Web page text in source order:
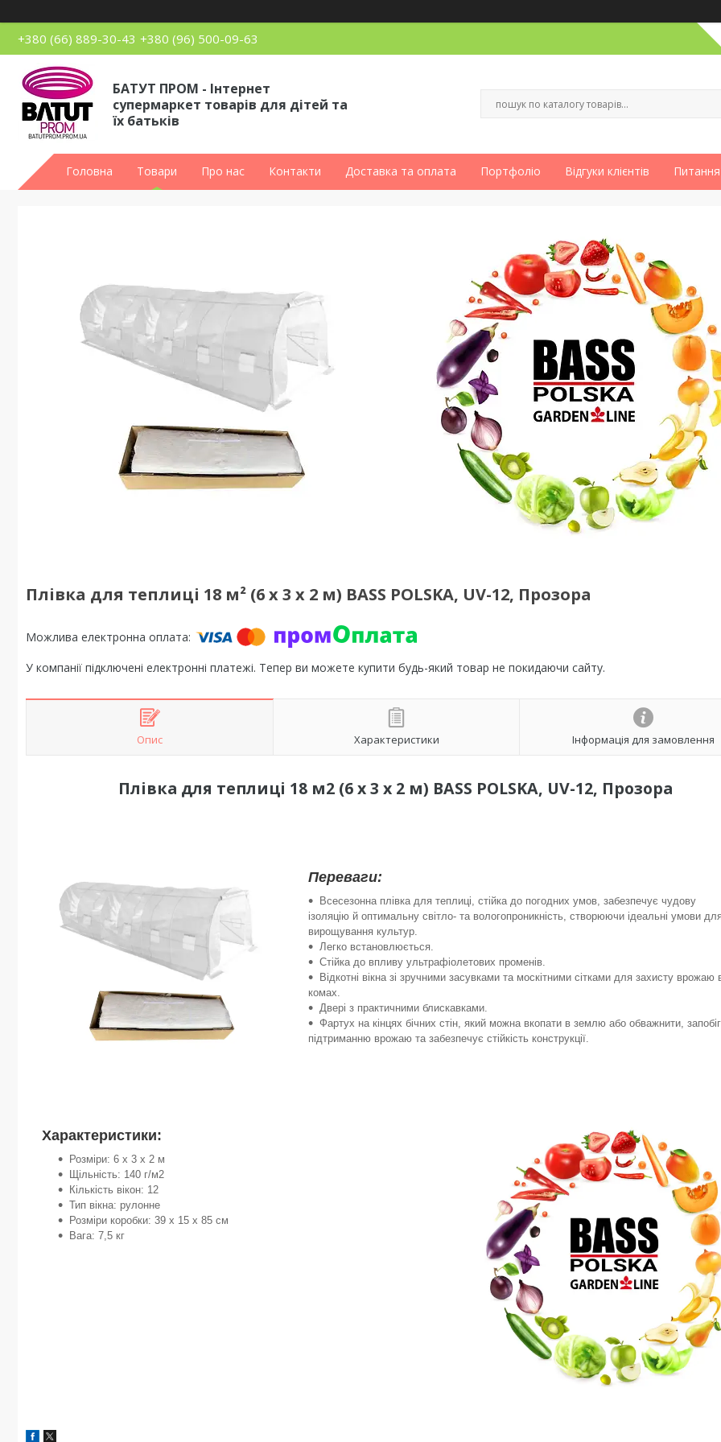
+380 (66) 889-30-43 +380 (96) 500-09-63
БАТУТ ПРОМ - Інтернет
супермаркет товарів для дітей та
їх батьків
Головна Товари Про нас Контакти Доставка та оплата Портфоліо Відгуки клієнтів Питання
Плівка для теплиці 18 м² (6 х 3 х 2 м) BASS POLSKA, UV-12, Прозора
У компанії підключені електронні платежі. Тепер ви можете купити будь-який товар не покидаючи сайту.
Опис Характеристики Інформація для замовлення
Плівка для теплиці 18 м2 (6 х 3 х 2 м) BASS POLSKA, UV-12, Прозора
Переваги:
Всесезонна плівка для теплиці, стійка до погодних умов, забезпечує чудову
ізоляцію й оптимальну світло- та вологопроникність, створюючи ідеальні умови для
вирощування культур.
Легко встановлюється.
Стійка до впливу ультрафіолетових променів.
Відкотні вікна зі зручними засувками та москітними сітками для захисту врожаю
комах.
Двері з практичними блискавками.
Фартух на кінцях бічних стін, який можна вкопати в землю або обважнити,
підтриманню врожаю та забезпечує стійкість конструкції.
Характеристики:
Розміри: 6 x 3 x 2 м
Щільність: 140 г/м2
Кількість вікон: 12
Тип вікна: рулонне
Розміри коробки: 39 x 15 x 85 см
Вага: 7,5 кг